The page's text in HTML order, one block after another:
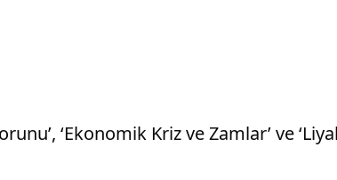
‘Ekonomik Kriz ve Zamlar’ ve